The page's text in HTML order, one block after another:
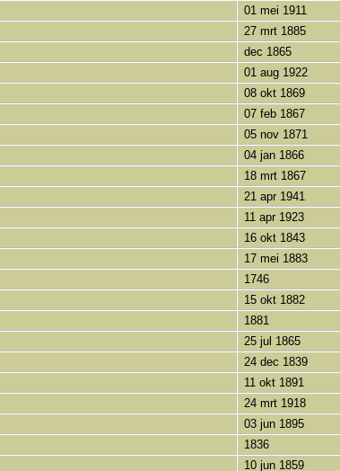
01 mei 1911
27 mrt 1885
dec 1865
01 aug 1922
08 okt 1869
07 feb 1867
05 nov 1871
04 jan 1866
18 mrt 1867
21 apr 1941
11 apr 1923
16 okt 1843
17 mei 1883
1746
15 okt 1882
1881
25 jul 1865
24 dec 1839
11 okt 1891
24 mrt 1918
03 jun 1895
1836
10 jun 1859